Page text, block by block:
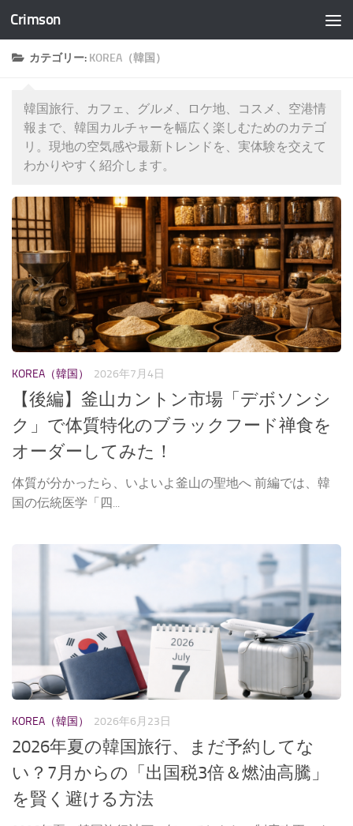
コンテンツへスキップ
Crimson
カテゴリー: KOREA（韓国）
韓国旅行、カフェ、グルメ、ロケ地、コスメ、空港情
報まで、韓国カルチャーを幅広く楽しむためのカテゴ
リ。現地の空気感や最新トレンドを、実体験を交えて
わかりやすく紹介します。
KOREA（韓国） 2026年7月4日
【後編】釜山カントン市場「デボソンシ
ク」で体質特化のブラックフード禅食を
オーダーしてみた！
体質が分かったら、いよいよ釜山の聖地へ 前編では、韓
国の伝統医学「四...
KOREA（韓国） 2026年6月23日
2026年夏の韓国旅行、まだ予約してな
い？7月からの「出国税3倍＆燃油高騰」
を賢く避ける方法